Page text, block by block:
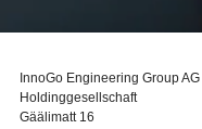
InnoGo Engineering Group AG
Holdinggesellschaft
Gäälimatt 16